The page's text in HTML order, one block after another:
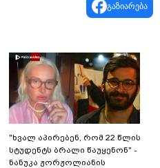
გაზიარება
"ხვალ აპირებენ, რომ 22 წლის
სტუდენტს ბრალი წაუყენონ" -
ნანუკა ჟორჟოლიანის